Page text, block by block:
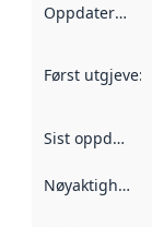
Oppdateringsfrekvens
Først utgjeve:
Sist oppdatert
Nøyaktigheit